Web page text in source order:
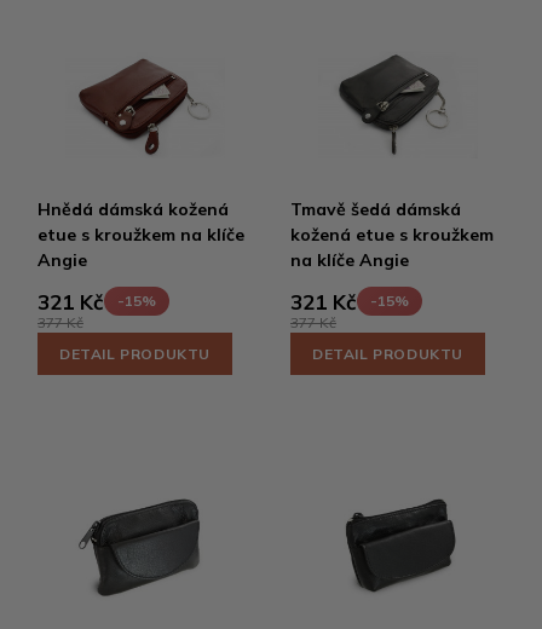
Hnědá dámská kožená
etue s kroužkem na klíče
Angie
321 Kč
-15%
377 Kč
DETAIL PRODUKTU
Tmavě šedá dámská
kožená etue s kroužkem
na klíče Angie
321 Kč
-15%
377 Kč
DETAIL PRODUKTU